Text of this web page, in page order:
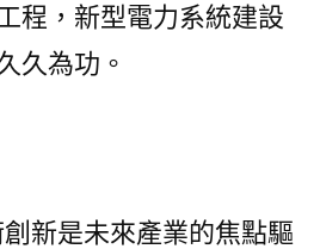
程，新型電力系統建設
久為功。
新是未來產業的焦點驅